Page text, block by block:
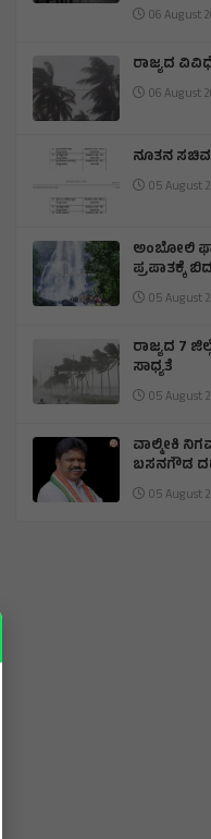
06 August
ರಾಜ್ಯದ
06 August
ನೂತನ
05 August
ಅಂಬೋಲಿ
ಪ್ರಪಾತಕ್ಕೆ
05 August
ರಾಜ್ಯದ 7
ಸಾಧ್ಯತೆ
05 August
ವಾಲ್ಮೀಕಿ
ಬಸನಗೌಡ
05 August